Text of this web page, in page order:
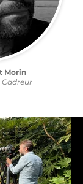
Morin